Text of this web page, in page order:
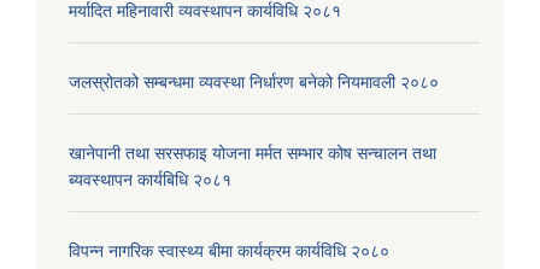
मर्यादित महिनावारी व्यवस्थापन कार्यविधि २०८१
जलस्रोतको सम्बन्धमा व्यवस्था निर्धारण बनेको नियमावली २०८०
खानेपानी तथा सरसफाइ योजना मर्मत सम्भार कोष सन्चालन तथा
ब्यवस्थापन कार्यबिधि २०८१
विपन्न नागरिक स्वास्थ्य बीमा कार्यक्रम कार्यविधि २०८०